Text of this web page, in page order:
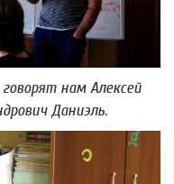
говорят нам Алексей
Даниэль.